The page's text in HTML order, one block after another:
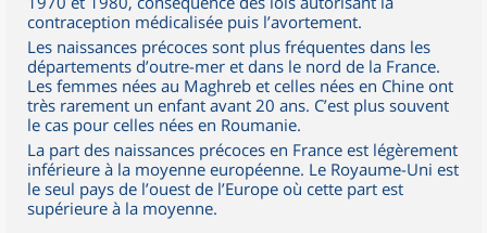
contraception médicalisée puis l’avortement.
Les naissances précoces sont plus fréquentes dans les
départements d’outre-mer et dans le nord de la France.
Les femmes nées au Maghreb et celles nées en Chine ont
très rarement un enfant avant 20 ans. C’est plus souvent
le cas pour celles nées en Roumanie.
La part des naissances précoces en France est légèrement
inférieure à la moyenne européenne. Le Royaume-Uni est
le seul pays de l’ouest de l’Europe où cette part est
supérieure à la moyenne.